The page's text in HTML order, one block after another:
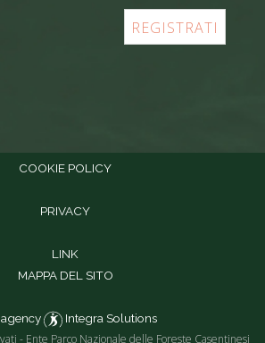
COOKIE POLICY
PRIVACY
LINK
MAPPA DEL SITO
Integra Solutions
- Ente Parco Nazionale delle Foreste Casentinesi